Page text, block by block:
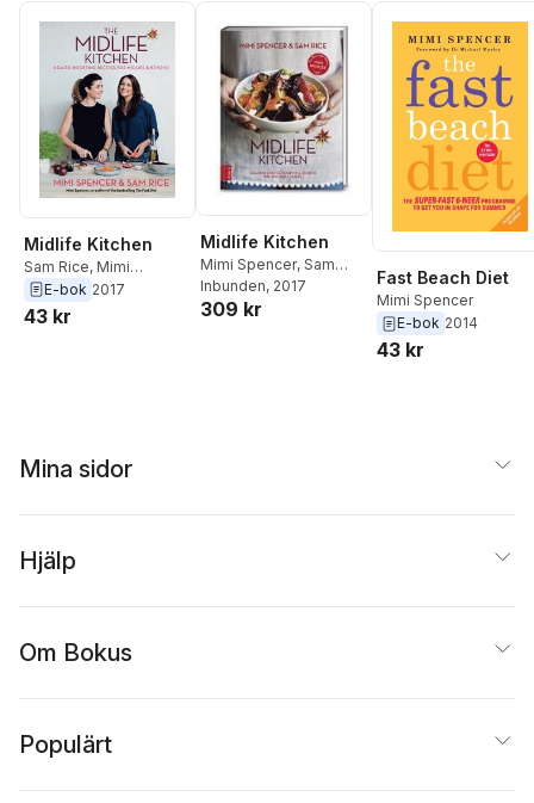
Midlife Kitchen
Sam Rice, Mimi
Spencer
E-bok 2017
43 kr
Midlife Kitchen
Mimi Spencer, Sam
Rice
Inbunden, 2017
309 kr
Fast Beach Diet
Mimi Spencer
E-bok 2014
43 kr
Mina sidor
Hjälp
Om Bokus
Populärt